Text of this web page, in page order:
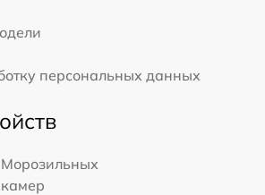
персональных данных
Морозильных
камер